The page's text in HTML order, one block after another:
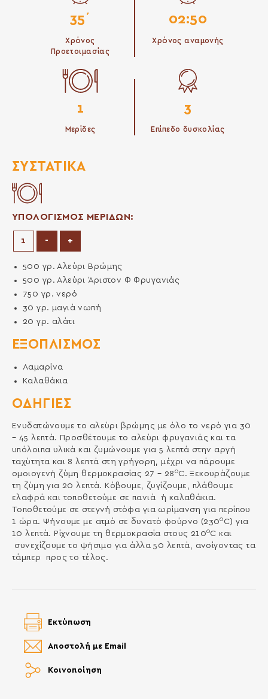
35΄
Χρόνος
Προετοιμασίας
02:50
Χρόνος αναμονής
1
Μερίδες
3
Επίπεδο δυσκολίας
ΟΔΗΓΙΕΣ
Ενυδατώνουμε το αλεύρι βρώμης με όλο το νερό για 30
– 45 λεπτά. Προσθέτουμε το αλεύρι φρυγανιάς και τα
υπόλοιπα υλικά και ζυμώνουμε για 5 λεπτά στην αργή
ταχύτητα και 8 λεπτά στη γρήγορη, μέχρι να πάρουμε
ομοιογενή ζύμη θερμοκρασίας 27 – 28 0C. Ξεκουράζουμε
τη ζύμη για 20 λεπτά. Κόβουμε, ζυγίζουμε, πλάθουμε
ελαφρά και τοποθετούμε σε πανιά ή καλαθάκια.
Τοποθετούμε σε στεγνή στόφα για ωρίμανση για περίπου
1 ώρα. Ψήνουμε με ατμό σε δυνατό φούρνο (2300 C) για
10 λεπτά. Ρίχνουμε τη θερμοκρασία στους 2100C και
συνεχίζουμε το ψήσιμο για άλλα 50 λεπτά, ανοίγοντας τα
τάμπερ προς το τέλος.
ΣΥΣΤΑΤΙΚΆ
ΥΠΟΛΟΓΙΣΜΟΣ ΜΕΡΙΔΩΝ:
- Μείωση μερίδων
+Αύξηση μερίδων
500 γρ. Αλεύρι Βρώμης
500 γρ. Αλεύρι Άριστον Φ Φρυγανιάς
750 γρ.νερό
30γρ. μαγιά νωπή
20γρ. αλάτι
ΕΞΟΠΛΙΣΜΌΣ
Λαμαρίνα
Καλαθάκια
Κοινοποίηση
Αποστολή με Email
Εκτύπωση